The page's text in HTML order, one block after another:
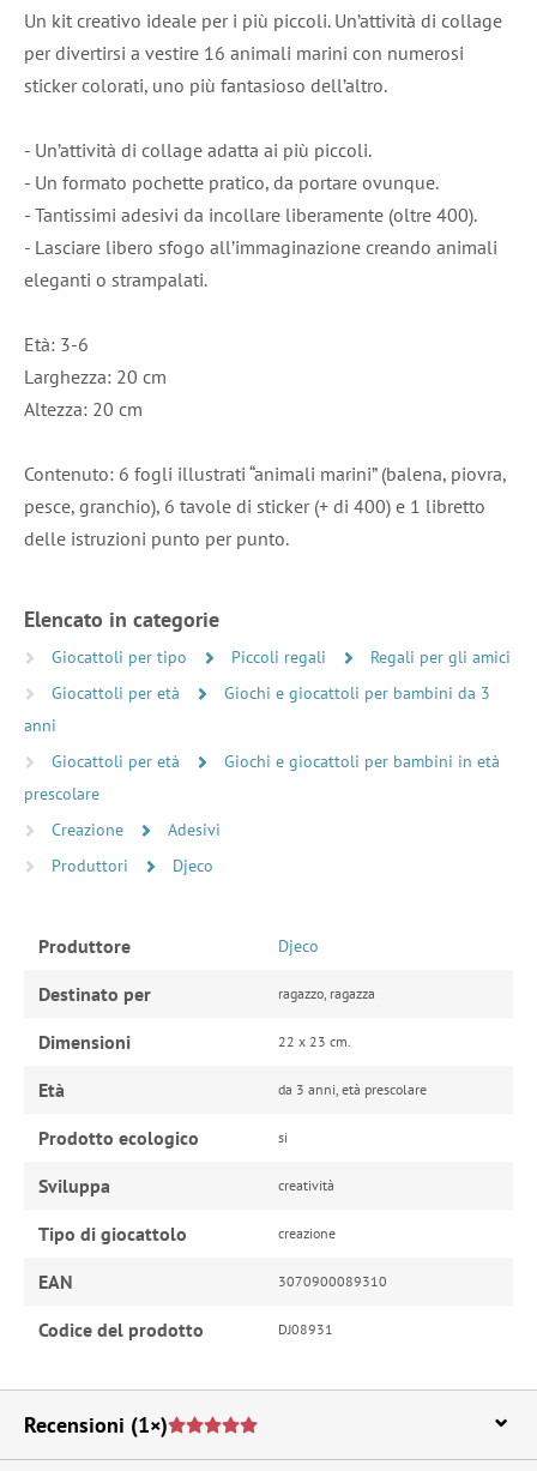
Un kit creativo ideale per i più piccoli. Un’attività di collage
per divertirsi a vestire 16 animali marini con numerosi
sticker colorati, uno più fantasioso dell’altro.
- Un’attività di collage adatta ai più piccoli.
- Un formato pochette pratico, da portare ovunque.
- Tantissimi adesivi da incollare liberamente (oltre 400).
- Lasciare libero sfogo all’immaginazione creando animali
eleganti o strampalati.
Età: 3-6
Larghezza: 20 cm
Altezza: 20 cm
Contenuto: 6 fogli illustrati “animali marini” (balena, piovra,
pesce, granchio), 6 tavole di sticker (+ di 400) e 1 libretto
delle istruzioni punto per punto.
Elencato in categorie
Giocattoli per tipo Piccoli regali
Regali per gli amici
Giocattoli per età
Giochi e giocattoli per bambini da 3
anni
Giocattoli per età
Giochi e giocattoli per bambini in età
prescolare
Creazione
Adesivi
Produttori
Djeco
Produttore Djeco
Destinato per ragazzo, ragazza
Dimensioni 22 x 23 cm.
Età da 3 anni, età prescolare
Prodotto ecologico si
Sviluppa creatività
Tipo di giocattolo creazione
EAN 3070900089310
Codice del prodotto DJ08931
Recensioni (1×)